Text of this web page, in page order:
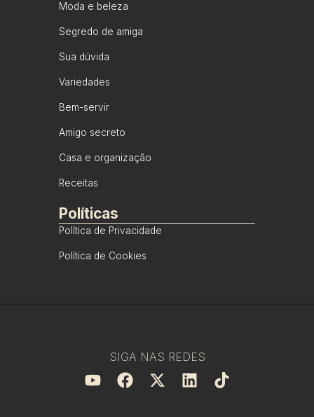
Moda e beleza
Segredo de amiga
Sua dúvida
Variedades
Bem-servir
Amigo secreto
Casa e organização
Receitas
Políticas
Política de Privacidade
Política de Cookies
SIGA NAS REDES